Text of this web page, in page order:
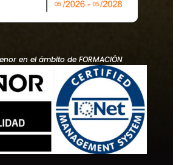
en el ámbito de FORMACIÓN